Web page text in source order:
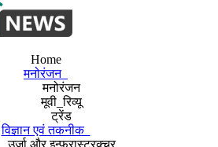
Home
मनोरंजन
मनोरंजन
मूवी_रिव्यू
ट्रेंड
विज्ञान एवं तकनीक
उर्जा और इन्फ्रास्ट्रक्चर